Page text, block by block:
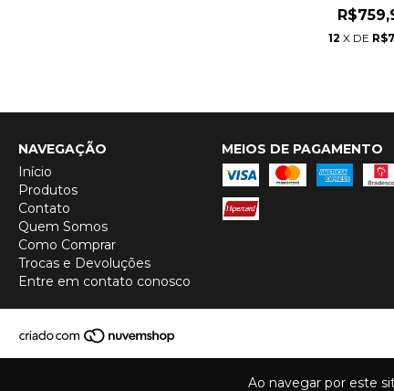
Ao navegar por este
12 X DE
NAVEGAÇÃO
Início
Produtos
Contato
Quem Somos
Como Comprar
Trocas e Devoluções
Entre em contato conosco
MEIOS DE PAGAMENTO